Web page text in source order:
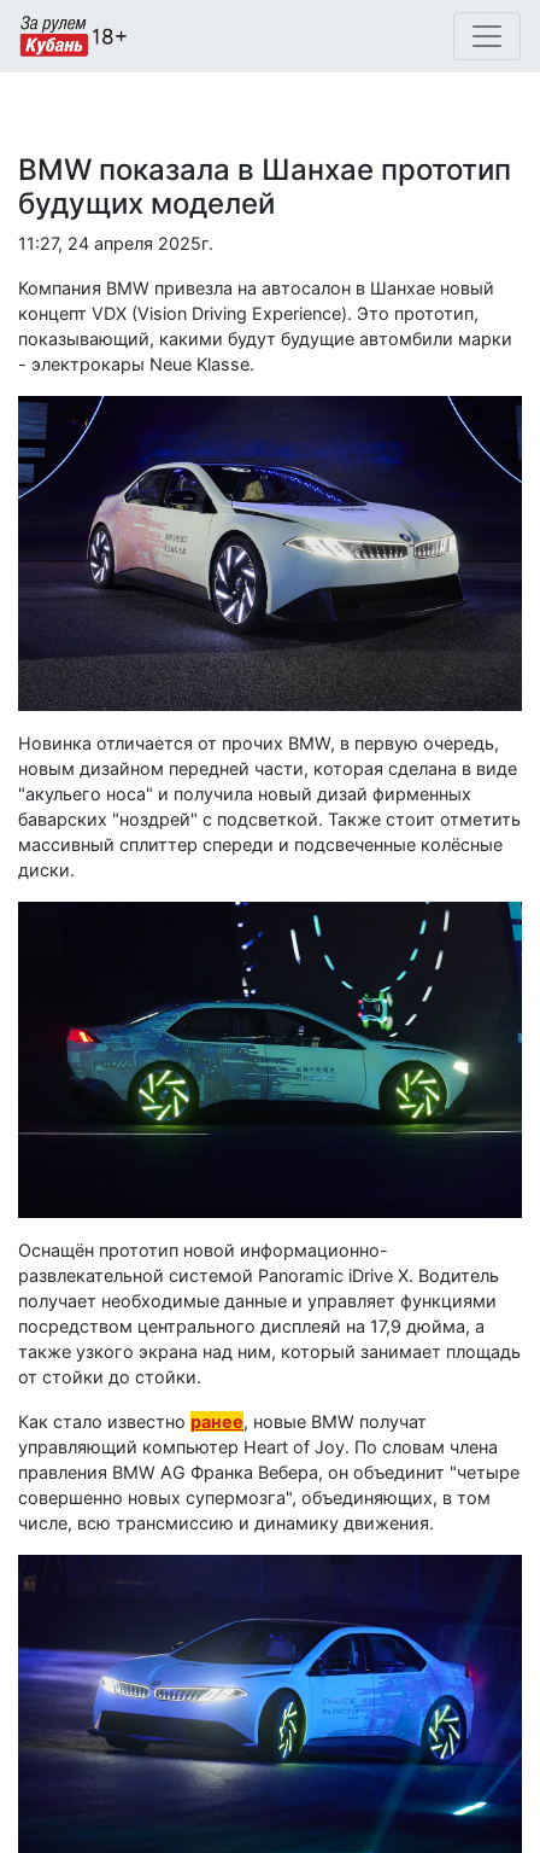
BMW показала в Шанхае прототип
будущих моделей
11:27, 24 апреля 2025г.
Компания BMW привезла на автосалон в Шанхае новый
концепт VDX (Vision Driving Experience). Это прототип,
показывающий, какими будут будущие автомбили марки
- электрокары Neue Klasse.
Новинка отличается от прочих BMW, в первую очередь,
новым дизайном передней части, которая сделана в виде
"акульего носа" и получила новый дизай фирменных
баварских "ноздрей" с подсветкой. Также стоит отметить
массивный сплиттер спереди и подсвеченные колёсные
диски.
Оснащён прототип новой информационно-
развлекательной системой Panoramic iDrive X. Водитель
получает необходимые данные и управляет функциями
посредством центрального дисплеяй на 17,9 дюйма, а
также узкого экрана над ним, который занимает площадь
от стойки до стойки.
Как стало известно ранее, новые BMW получат
управляющий компьютер Heart of Joy. По словам члена
правления BMW AG Франка Вебера, он объединит "четыре
совершенно новых супермозга", объединяющих, в том
числе, всю трансмиссию и динамику движения.